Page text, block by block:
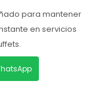
para mantener
en servicios